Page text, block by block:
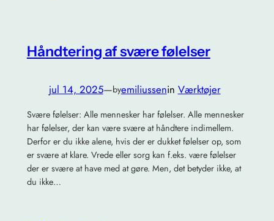
Håndtering af svære følelser
jul 14, 2025—byemiliussenin Værktøjer
Svære følelser: Alle mennesker har følelser. Alle mennesker
har følelser, der kan være svære at håndtere indimellem.
Derfor er du ikke alene, hvis der er dukket følelser op, som
er svære at klare. Vrede eller sorg kan f.eks. være følelser
der er svære at have med at gøre. Men, det betyder ikke, at
du ikke…